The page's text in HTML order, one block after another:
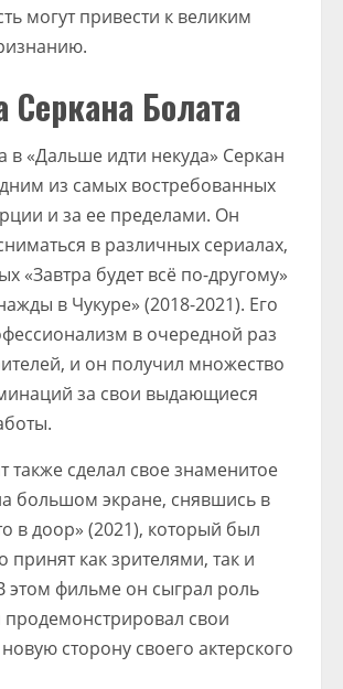
могут привести к великим
Серкана Болата
в «Дальше идти некуда» Серкан
из самых востребованных
и за ее пределами. Он
в различных сериалах,
«Завтра будет всё по-другому»
в Чукуре» (2018-2021). Его
в очередной раз
и он получил множество
за свои выдающиеся
также сделал свое знаменитое
большом экране, снявшись в
в доор» (2021), который был
принят как зрителями, так и
этом фильме он сыграл роль
свои
сторону своего актерского